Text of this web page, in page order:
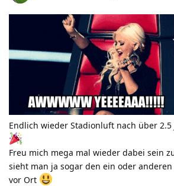
Endlich wieder Stadionluft nach über 2.5
Freu mich mega mal wieder dabei sein
sieht man ja sogar den ein oder
vor Ort